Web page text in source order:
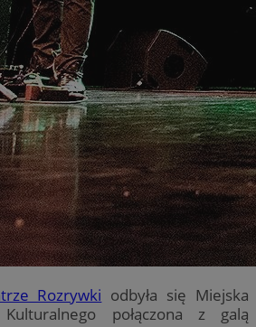
Rozrywki odbyła się Miejska
połączona z galą